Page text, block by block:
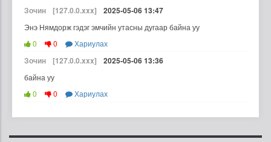
Зочин [127.0.0.xxx] 2025-05-06 13:47
Энэ Нямдорж гэдэг эмчийн утасны дугаар байна уу
0
0 Хариулах
Зочин [127.0.0.xxx] 2025-05-06 13:36
байна уу
0
0 Хариулах